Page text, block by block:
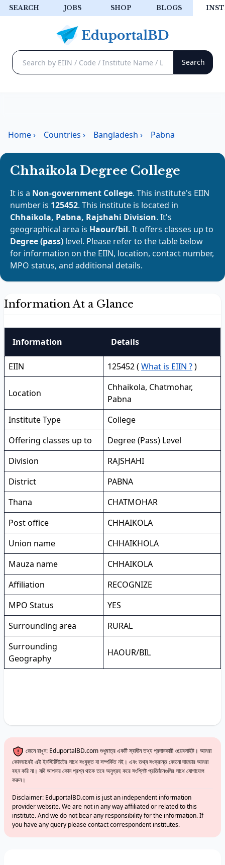
SEARCH JOBS SHOP BLOGS
Home› Countries › Bangladesh › Pabna
Chhaikola Degree College
It is a Non-government College. This institute's EIIN
number is 125452. This institute is located in
Chhaikola, Pabna, Rajshahi Division. It's
geographical area is Haour/bil. It offers classes up to
Degree (pass) level. Please refer to the table below
for information on the EIIN, location, contact number,
MPO status, and additional details.
Information At a Glance
Information Details
EIIN 125452 ( What is EIIN ?)
Location
Chhaikola, Chatmohar,
Pabna
Institute Type
College
Offering classes up to
Degree (Pass) Level
Division
RAJSHAHI
District
PABNA
Thana
CHATMOHAR
Post office
CHHAIKOLA
Union name
CHHAIKHOLA
Mauza name
CHHAIKOLA
Affiliation
RECOGNIZE
MPO Status
YES
Surrounding area
RURAL
Surrounding
Geography
HAOUR/BIL
জেনে রাখুন: EduportalBD.com শুধুমাত্র একটি স্বাধীন তথ্য প্রদানকারী ওয়েবসাইট। আমরা
কোনভাবেই এই ইনস্টিটিউটের সাথে সংযুক্ত বা সম্পর্কিত নই। এবং তথ্য সংক্রান্ত কোনো দায়ভার আমরা
বহন করি না। যদি আপনার কোন প্রশ্ন থাকে তবে অনুগ্রহ করে সংশ্লিষ্ট প্রতিষ্ঠানগুলির সাথে যোগাযোগ
করুন।
Disclaimer: EduportalBD.com is just an independent information
provider website. We are not in any way affiliated or related to this
institute. And we do not bear any responsibility for the information. If
you have any query please contact correspondent institutes.